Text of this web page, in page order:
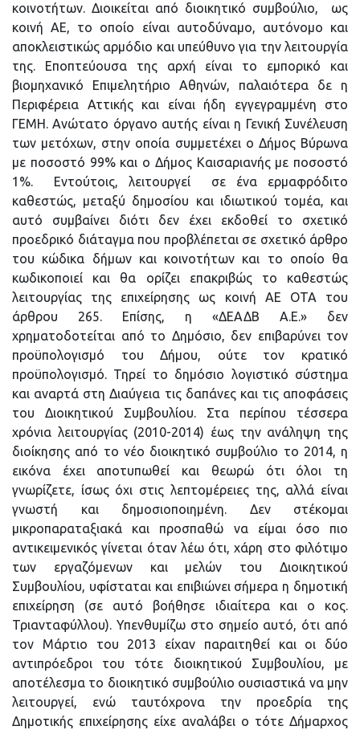
κοινοτήτων. Διοικείται από διοικητικό συμβούλιο, ως
κοινή ΑΕ, το οποίο είναι αυτοδύναμο, αυτόνομο και
αποκλειστικώς αρμόδιο και υπεύθυνο για την λειτουργία
της. Εποπτεύουσα της αρχή είναι το εμπορικό και
βιομηχανικό Επιμελητήριο Αθηνών, παλαιότερα δε η
Περιφέρεια Αττικής και είναι ήδη εγγεγραμμένη στο
ΓΕΜΗ. Ανώτατο όργανο αυτής είναι η Γενική Συνέλευση
των μετόχων, στην οποία συμμετέχει ο Δήμος Βύρωνα
με ποσοστό 99% και ο Δήμος Καισαριανής με ποσοστό
1%. Εντούτοις, λειτουργεί σε ένα ερμαφρόδιτο
καθεστώς, μεταξύ δημοσίου και ιδιωτικού τομέα, και
αυτό συμβαίνει διότι δεν έχει εκδοθεί το σχετικό
προεδρικό διάταγμα που προβλέπεται σε σχετικό άρθρο
του κώδικα δήμων και κοινοτήτων και το οποίο θα
κωδικοποιεί και θα ορίζει επακριβώς το καθεστώς
λειτουργίας της επιχείρησης ως κοινή ΑΕ ΟΤΑ του
άρθρου 265. Επίσης, η «ΔΕΑΔΒ Α.Ε.» δεν
χρηματοδοτείται από το Δημόσιο, δεν επιβαρύνει τον
προϋπολογισμό του Δήμου, ούτε τον κρατικό
προϋπολογισμό. Τηρεί το δημόσιο λογιστικό σύστημα
και αναρτά στη Διαύγεια τις δαπάνες και τις αποφάσεις
του Διοικητικού Συμβουλίου. Στα περίπου τέσσερα
χρόνια λειτουργίας (2010-2014) έως την ανάληψη της
διοίκησης από το νέο διοικητικό συμβούλιο το 2014, η
εικόνα έχει αποτυπωθεί και θεωρώ ότι όλοι τη
γνωρίζετε, ίσως όχι στις λεπτομέρειες της, αλλά είναι
γνωστή και δημοσιοποιημένη. Δεν στέκομαι
μικροπαραταξιακά και προσπαθώ να είμαι όσο πιο
αντικειμενικός γίνεται όταν λέω ότι, χάρη στο φιλότιμο
των εργαζόμενων και μελών του Διοικητικού
Συμβουλίου, υφίσταται και επιβιώνει σήμερα η δημοτική
επιχείρηση (σε αυτό βοήθησε ιδιαίτερα και ο κος.
Τριανταφύλλου). Υπενθυμίζω στο σημείο αυτό, ότι από
τον Μάρτιο του 2013 είχαν παραιτηθεί και οι δύο
αντιπρόεδροι του τότε διοικητικού Συμβουλίου, με
αποτέλεσμα το διοικητικό συμβούλιο ουσιαστικά να μην
λειτουργεί, ενώ ταυτόχρονα την προεδρία της
Δημοτικής επιχείρησης είχε αναλάβει ο τότε Δήμαρχος